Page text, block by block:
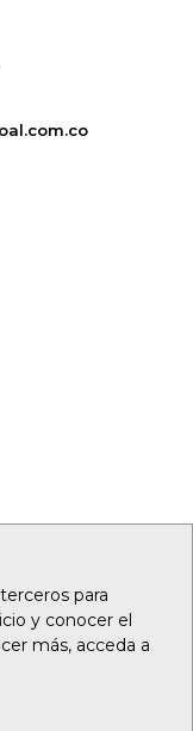
para
y conocer el
más, acceda a